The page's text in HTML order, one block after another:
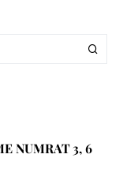
NUMRAT 3, 6